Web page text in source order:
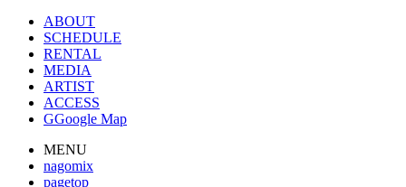
ABOUT
SCHEDULE
RENTAL
MEDIA
ARTIST
ACCESS
GGoogle Map
MENU
nagomix
pagetop